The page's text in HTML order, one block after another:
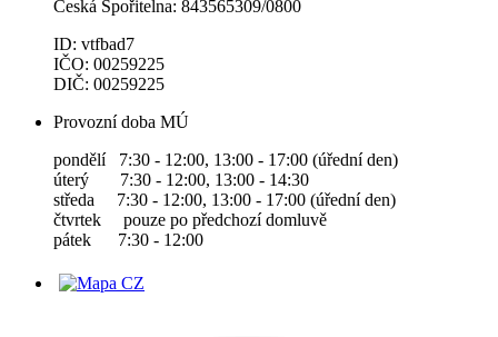
Česká Spořitelna: 843565309/0800
ID: vtfbad7
IČO: 00259225
DIČ: 00259225
Provozní doba MÚ
pondělí 7:30 - 12:00, 13:00 - 17:00 (úřední den)
úterý 7:30 - 12:00, 13:00 - 14:30
středa 7:30 - 12:00, 13:00 - 17:00 (úřední den)
čtvrtek pouze po předchozí domluvě
pátek 7:30 - 12:00